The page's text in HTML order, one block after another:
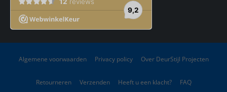
Algemene voorwaarden Privacy policy Over DeurStijl Projecten
Retourneren Verzenden Heeft u een klacht? FAQ